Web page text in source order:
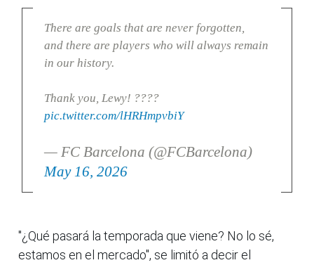
There are goals that are never forgotten,
and there are players who will always remain
in our history.
Thank you, Lewy! ????
pic.twitter.com/lHRHmpvbiY
— FC Barcelona (@FCBarcelona)
May 16, 2026
"¿Qué pasará la temporada que viene? No lo sé,
estamos en el mercado", se limitó a decir el